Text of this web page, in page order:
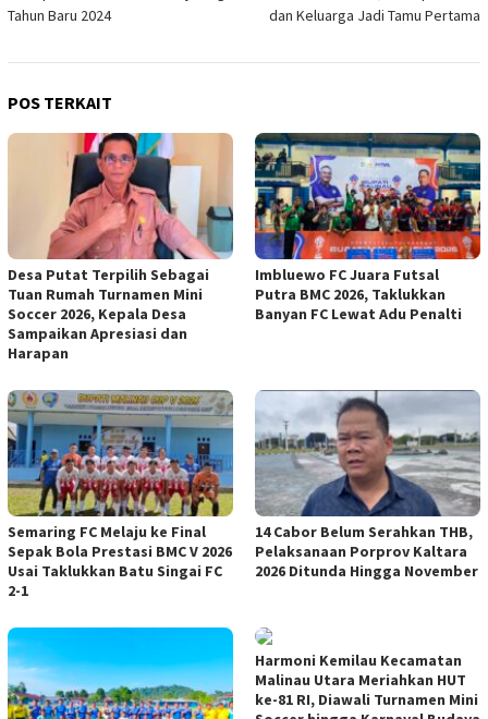
Tahun Baru 2024
dan Keluarga Jadi Tamu Pertama
POS TERKAIT
Desa Putat Terpilih Sebagai
Tuan Rumah Turnamen Mini
Soccer 2026, Kepala Desa
Sampaikan Apresiasi dan
Harapan
Imbluewo FC Juara Futsal
Putra BMC 2026, Taklukkan
Banyan FC Lewat Adu Penalti
Semaring FC Melaju ke Final
Sepak Bola Prestasi BMC V 2026
Usai Taklukkan Batu Singai FC
2-1
14 Cabor Belum Serahkan THB,
Pelaksanaan Porprov Kaltara
2026 Ditunda Hingga November
Harmoni Kemilau Kecamatan
Malinau Utara Meriahkan HUT
ke-81 RI, Diawali Turnamen Mini